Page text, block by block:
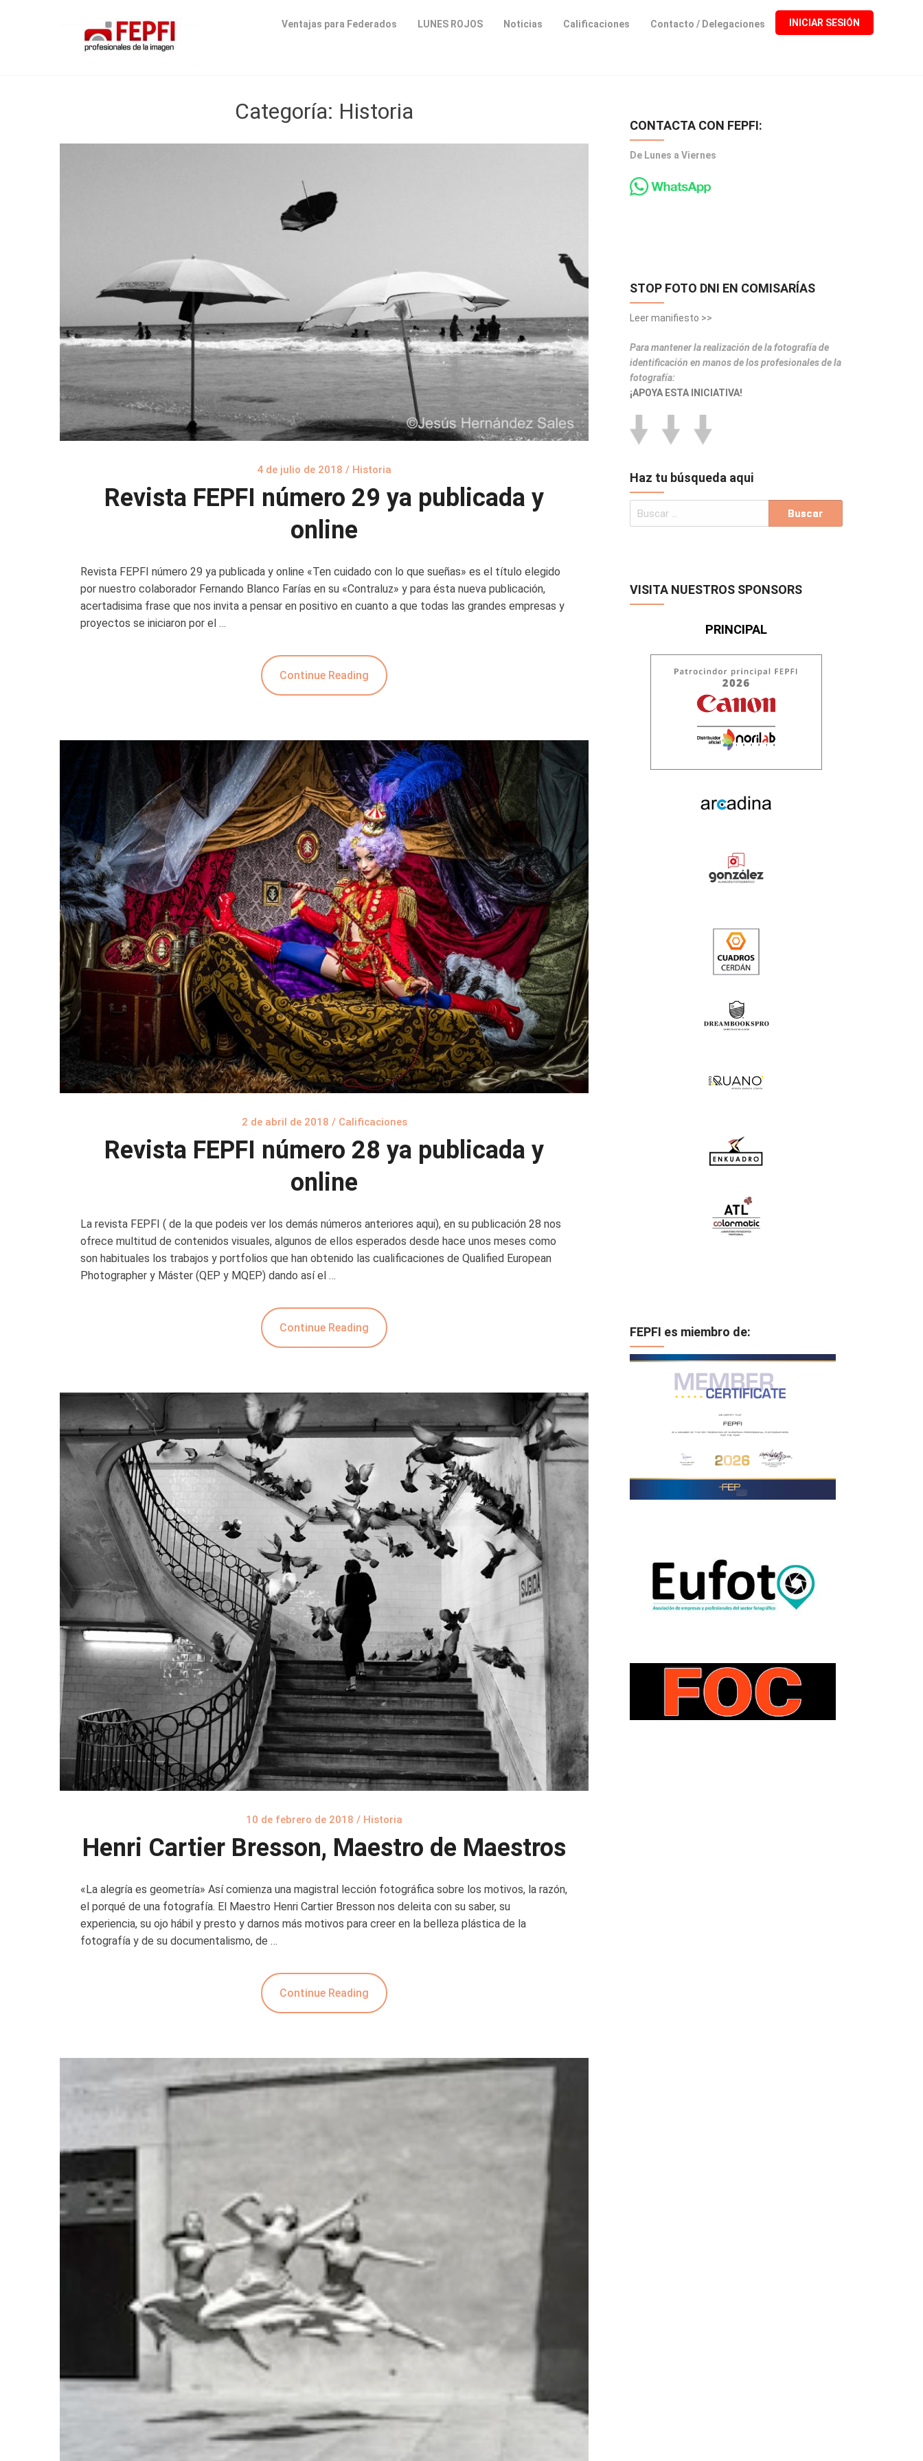
Ventajas para Federados LUNES ROJOS Noticias Calificaciones Contacto / Delegaciones INICIAR SESIÓN
Categoría: Historia
4 de julio de 2018 / Historia
Revista FEPFI número 29 ya publicada y
online
Revista FEPFI número 29 ya publicada y online «Ten cuidado con lo que sueñas» es el título elegido
por nuestro colaborador Fernando Blanco Farías en su «Contraluz» y para ésta nueva publicación,
acertadisima frase que nos invita a pensar en positivo en cuanto a que todas las grandes empresas y
proyectos se iniciaron por el …
Continue Reading
2 de abril de 2018 / Calificaciones
Revista FEPFI número 28 ya publicada y
online
La revista FEPFI ( de la que podeis ver los demás números anteriores aqui), en su publicación 28 nos
ofrece multitud de contenidos visuales, algunos de ellos esperados desde hace unos meses como
son habituales los trabajos y portfolios que han obtenido las cualificaciones de Qualified European
Photographer y Máster (QEP y MQEP) dando así el …
Continue Reading
10 de febrero de 2018 / Historia
Henri Cartier Bresson, Maestro de Maestros
«La alegría es geometría» Así comienza una magistral lección fotográfica sobre los motivos, la razón,
el porqué de una fotografía. El Maestro Henri Cartier Bresson nos deleita con su saber, su
experiencia, su ojo hábil y presto y darnos más motivos para creer en la belleza plástica de la
fotografía y de su documentalismo, de …
Continue Reading
CONTACTA CON FEPFI:
De Lunes a Viernes
STOP FOTO DNI EN COMISARÍAS
Leer manifiesto >>
Para mantener la realización de la fotografía de
identificación en manos de los profesionales de la
fotografía:
¡APOYA ESTA INICIATIVA!
Haz tu búsqueda aqui
VISITA NUESTROS SPONSORS
PRINCIPAL
FEPFI es miembro de: